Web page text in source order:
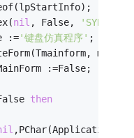
nil , False,
:=
'键盘仿真程序' ;
:=False;
then